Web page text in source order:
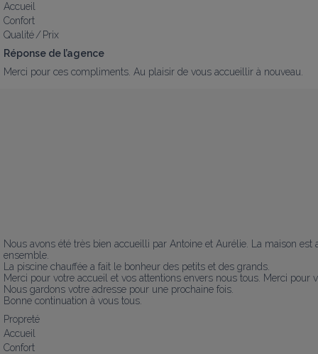
Accueil
Confort
Qualité / Prix
Réponse de l’agence
Merci pour ces compliments. Au plaisir de vous accueillir à nouveau.
Nous avons été très bien accueilli par Antoine et Aurélie. La maison
ensemble.
La piscine chauffée a fait le bonheur des petits et des grands.
Merci pour votre accueil et vos attentions envers nous tous. Merci
Nous gardons votre adresse pour une prochaine fois.
Bonne continuation à vous tous.
Propreté
Accueil
Confort